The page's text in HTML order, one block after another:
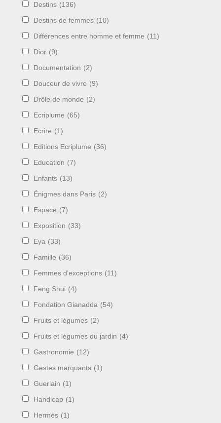
Destins (136)
Destins de femmes (10)
Différences entre homme et femme (11)
Dior (9)
Documentation (2)
Douceur de vivre (9)
Drôle de monde (2)
Ecriplume (65)
Ecrire (1)
Editions Ecriplume (36)
Education (7)
Enfants (13)
Énigmes dans Paris (2)
Espace (7)
Exposition (33)
Eya (33)
Famille (36)
Femmes d'exceptions (11)
Feng Shui (4)
Fondation Gianadda (54)
Fruits et légumes (2)
Fruits et légumes du jardin (4)
Gastronomie (12)
Gestes marquants (1)
Guerlain (1)
Handicap (1)
Hermès (1)